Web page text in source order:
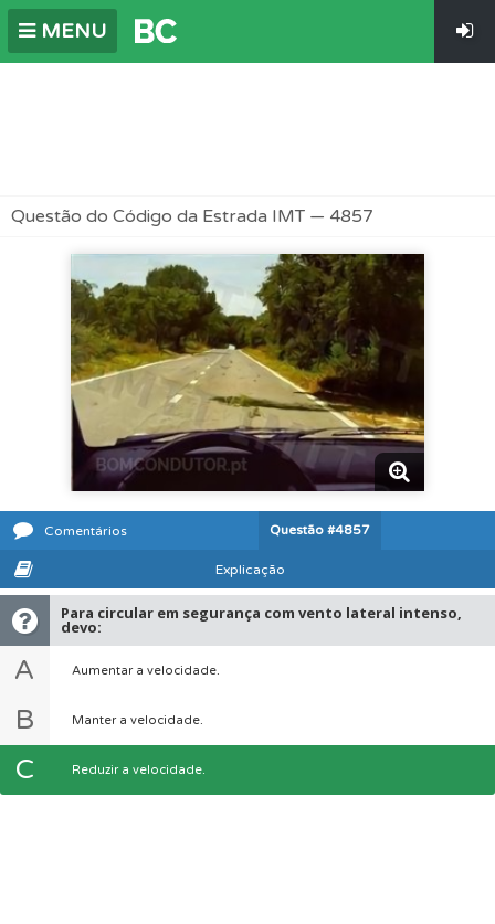
MENU
Questão do Código da Estrada IMT — 4857
Comentários Questão #4857
Explicação
Para circular em segurança com vento lateral intenso,
devo:
A Aumentar a velocidade.
B Manter a velocidade.
C Reduzir a velocidade.